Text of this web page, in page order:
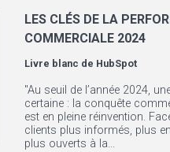
LES CLÉS DE LA
COMMERCIALE 2024
Livre blanc de HubSpot
"Au seuil de l’année 2024,
certaine : la conquête
est en pleine réinvention.
clients plus informés, plus
plus ouverts à la...